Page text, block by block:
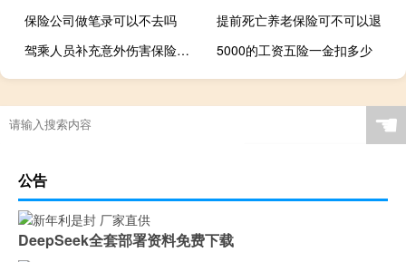
保险公司做笔录可以不去吗
提前死亡养老保险可不可以退
驾乘人员补充意外伤害保险是什么意思
5000的工资五险一金扣多少
☚
公告
DeepSeek全套部署资料免费下载